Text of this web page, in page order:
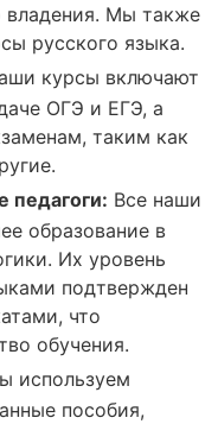
владения. Мы также
русского языка.
курсы включают
ОГЭ и ЕГЭ, а
таким как
педагоги: Все наши
образование в
Их уровень
подтвержден
что
обучения.
используем
пособия,